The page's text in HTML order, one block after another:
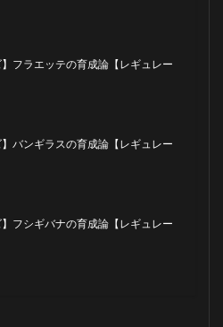
】フラエッテの育成論【レギュレー
】バンギラスの育成論【レギュレー
】フシギバナの育成論【レギュレー